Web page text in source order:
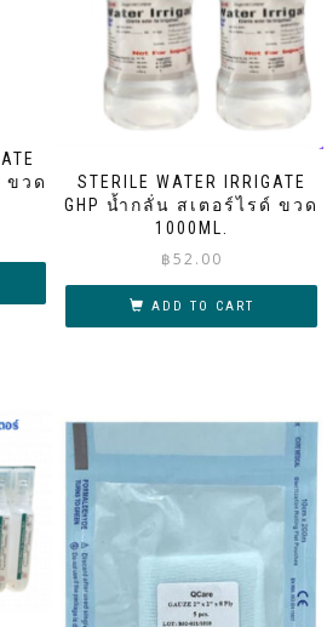
ขวด
STERILE WATER IRRIGATE
GHP น้ำกลั่น สเตอร์ไรด์ ขวด
1000ML.
฿52.00
ADD TO CART